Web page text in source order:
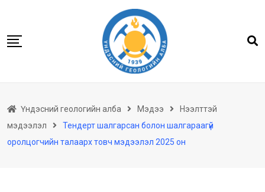
content
Бидний тухай
Үндэсний геологийн алба Мэдээ
Нээлттэй
мэдээлэл
Тендерт шалгарсан болон шалгараагүй
оролцогчийн талаарх товч мэдээлэл 2025 он